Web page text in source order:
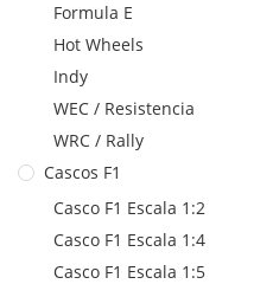
Formula E
Hot Wheels
Indy
WEC / Resistencia
WRC / Rally
Cascos F1
Casco F1 Escala 1:2
Casco F1 Escala 1:4
Casco F1 Escala 1:5